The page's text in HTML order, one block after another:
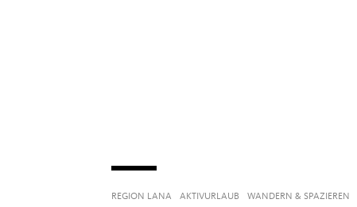
REGION LANA AKTIVURLAUB WANDERN & SPAZIEREN